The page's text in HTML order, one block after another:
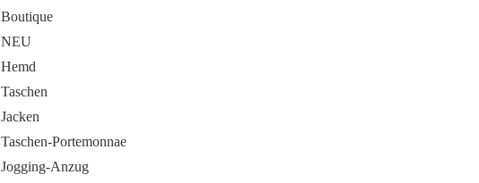
Boutique
NEU
Hemd
Taschen
Jacken
Taschen-Portemonnae
Jogging-Anzug